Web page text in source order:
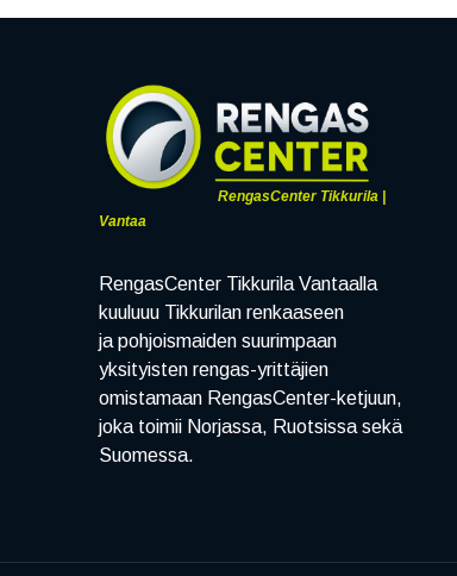
RengasCenter Tikkurila |
Vantaa
RengasCenter Tikkurila Vantaalla
kuuluuu Tikkurilan renkaaseen
ja pohjoismaiden suurimpaan
yksityisten rengas-yrittäjien
omistamaan RengasCenter-ketjuun,
joka toimii Norjassa, Ruotsissa sekä
Suomessa.